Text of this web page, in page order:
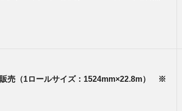
売（1ロールサイズ：1524mm×22.8m） ※